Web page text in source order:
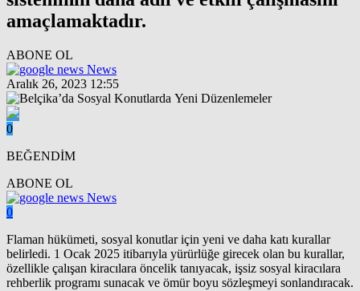
amaçlamaktadır.
ABONE OL
News
Aralık 26, 2023 12:55
0
BEĞENDİM
ABONE OL
News
0
Flaman hükümeti, sosyal konutlar için yeni ve daha katı kurallar
belirledi. 1 Ocak 2025 itibarıyla yürürlüğe girecek olan bu kurallar,
özellikle çalışan kiracılara öncelik tanıyacak, işsiz sosyal kiracılara
rehberlik programı sunacak ve ömür boyu sözleşmeyi sonlandıracak.